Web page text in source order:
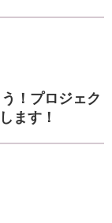
！プロジェク
ます！